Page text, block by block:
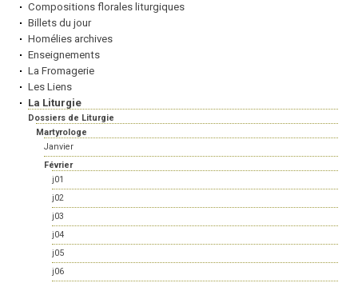
Compositions florales liturgiques
Billets du jour
Homélies archives
Enseignements
La Fromagerie
Les Liens
La Liturgie
Dossiers de Liturgie
Martyrologe
Janvier
Février
j01
j02
j03
j04
j05
j06